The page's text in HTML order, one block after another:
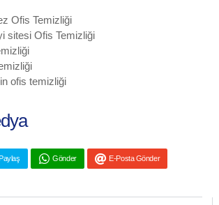
Ofis Temizliği
sitesi Ofis Temizliği
ofis temizliği
Paylaş Gönder E-Posta Gönder